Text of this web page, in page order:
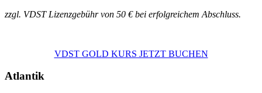
zzgl. VDST Lizenzgebühr von 50 € bei erfolgreichem Abschluss.
VDST GOLD KURS JETZT BUCHEN
Atlantik